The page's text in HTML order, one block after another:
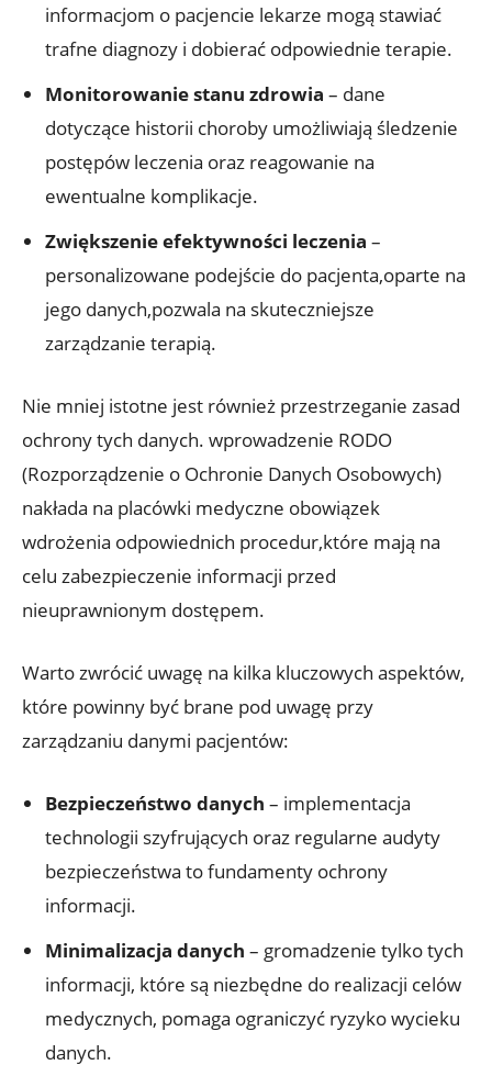
informacjom o pacjencie lekarze mogą stawiać
trafne diagnozy i dobierać odpowiednie terapie.
Monitorowanie stanu zdrowia – dane
dotyczące historii choroby umożliwiają śledzenie
postępów leczenia oraz reagowanie na
ewentualne komplikacje.
Zwiększenie efektywności leczenia –
personalizowane podejście do pacjenta,oparte na
jego danych,pozwala na skuteczniejsze
zarządzanie terapią.
Nie mniej istotne jest również przestrzeganie zasad
ochrony tych danych. wprowadzenie RODO
(Rozporządzenie o Ochronie Danych Osobowych)
nakłada na placówki medyczne obowiązek
wdrożenia odpowiednich procedur,które mają na
celu zabezpieczenie informacji przed
nieuprawnionym dostępem.
Warto zwrócić uwagę na kilka kluczowych aspektów,
które powinny być brane pod uwagę przy
zarządzaniu danymi pacjentów:
Bezpieczeństwo danych – implementacja
technologii szyfrujących oraz regularne audyty
bezpieczeństwa to fundamenty ochrony
informacji.
Minimalizacja danych – gromadzenie tylko tych
informacji, które są niezbędne do realizacji celów
medycznych, pomaga ograniczyć ryzyko wycieku
danych.